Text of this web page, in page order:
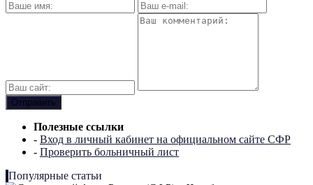
Полезные ссылки
- Вход в личный кабинет на официальном сайте СФР
- Проверить больничный лист
Популярные статьи